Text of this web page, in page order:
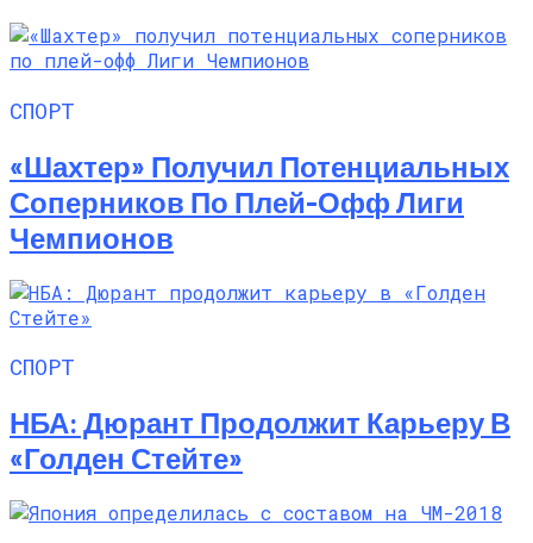
СПОРТ
«Шахтер» Получил Потенциальных
Соперников По Плей-Офф Лиги
Чемпионов
СПОРТ
НБА: Дюрант Продолжит Карьеру В
«Голден Стейте»